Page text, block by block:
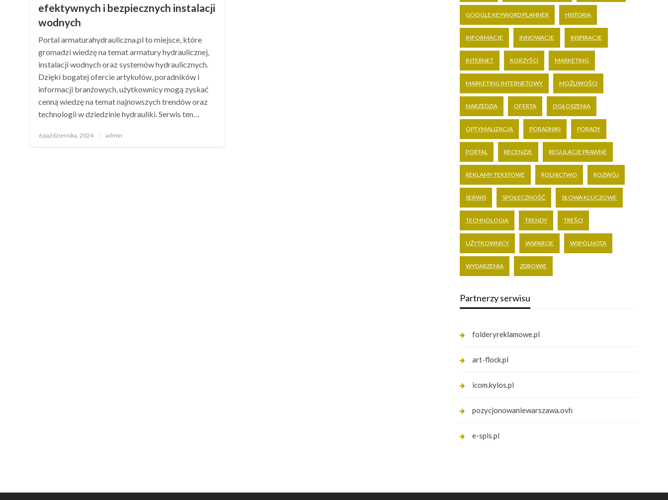
efektywnych i bezpiecznych instalacji
wodnych
Portal armaturahydrauliczna.pl to miejsce, które
gromadzi wiedzę na temat armatury hydraulicznej,
instalacji wodnych oraz systemów hydraulicznych.
Dzięki bogatej ofercie artykułów, poradników i
informacji branżowych, użytkownicy mogą zyskać
cenną wiedzę na temat najnowszych trendów oraz
technologii w dziedzinie hydrauliki. Serwis ten…
Opublikowane
6 października, 2024 admin
GOOGLE KEYWORD PLANNER HISTORIA
INFORMACJE INNOWACJE INSPIRACJE
INTERNET KORZYŚCI MARKETING
MARKETING INTERNETOWY MOŻLIWOŚCI
NARZĘDZIA OFERTA OGŁOSZENIA
OPTYMALIZACJA PORADNIKI PORADY
PORTAL RECENZJE REGULACJE PRAWNE
REKLAMY TEKSTOWE ROLNICTWO ROZWÓJ
SERWIS SPOŁECZNOŚĆ SŁOWA KLUCZOWE
TECHNOLOGIA TRENDY TREŚCI
UŻYTKOWNICY WSPARCIE WSPÓLNOTA
WYDARZENIA ZDROWIE
Partnerzy serwisu
folderyreklamowe.pl
art-flock.pl
icom.kylos.pl
pozycjonowaniewarszawa.ovh
e-spis.pl